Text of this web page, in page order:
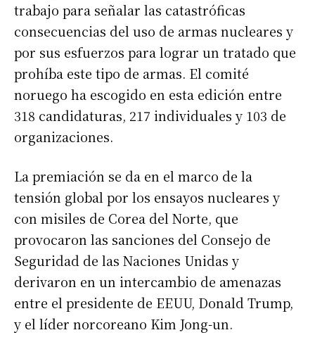
trabajo para señalar las catastróficas
consecuencias del uso de armas nucleares y
por sus esfuerzos para lograr un tratado que
prohíba este tipo de armas. El comité
noruego ha escogido en esta edición entre
318 candidaturas, 217 individuales y 103 de
organizaciones.
La premiación se da en el marco de la
tensión global por los ensayos nucleares y
con misiles de Corea del Norte, que
provocaron las sanciones del Consejo de
Seguridad de las Naciones Unidas y
derivaron en un intercambio de amenazas
entre el presidente de EEUU, Donald Trump,
y el líder norcoreano Kim Jong-un.